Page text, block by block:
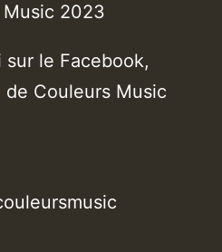
2023
le Facebook,
Couleurs Music